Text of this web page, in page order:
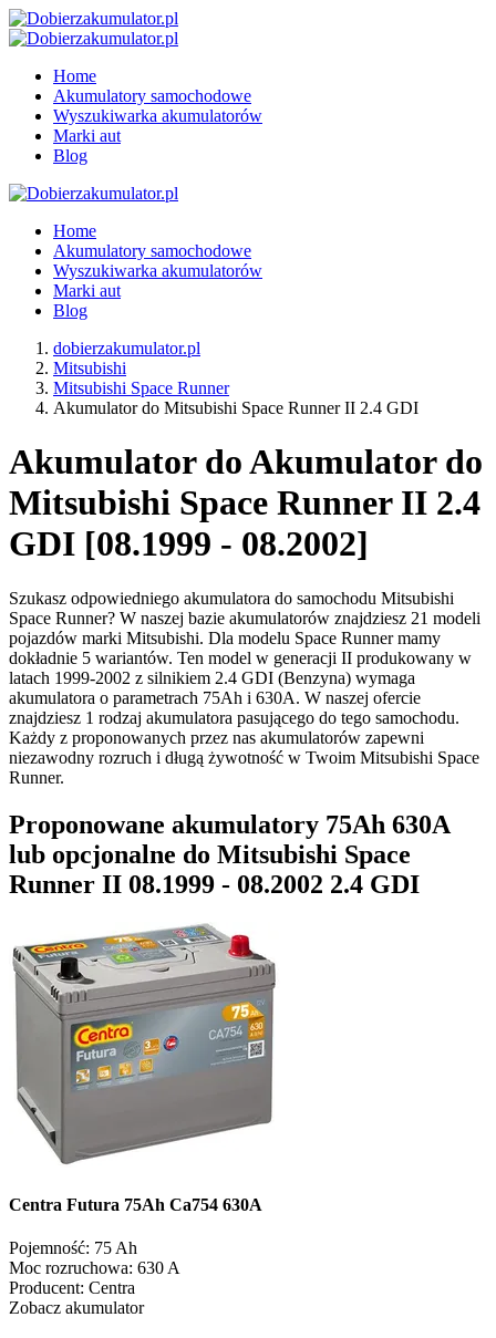
Home
Akumulatory samochodowe
Wyszukiwarka akumulatorów
Marki aut
Blog
Home
Akumulatory samochodowe
Wyszukiwarka akumulatorów
Marki aut
Blog
dobierzakumulator.pl
Mitsubishi
Mitsubishi Space Runner
Akumulator do Mitsubishi Space Runner II 2.4 GDI
Akumulator do Akumulator do
Mitsubishi Space Runner II 2.4
GDI [08.1999 - 08.2002]
Szukasz odpowiedniego akumulatora do samochodu Mitsubishi
Space Runner? W naszej bazie akumulatorów znajdziesz 21 modeli
pojazdów marki Mitsubishi. Dla modelu Space Runner mamy
dokładnie 5 wariantów. Ten model w generacji II produkowany w
latach 1999-2002 z silnikiem 2.4 GDI (Benzyna) wymaga
akumulatora o parametrach 75Ah i 630A. W naszej ofercie
znajdziesz 1 rodzaj akumulatora pasującego do tego samochodu.
Każdy z proponowanych przez nas akumulatorów zapewni
niezawodny rozruch i długą żywotność w Twoim Mitsubishi Space
Runner.
Proponowane akumulatory 75Ah 630A
lub opcjonalne do Mitsubishi Space
Runner II 08.1999 - 08.2002 2.4 GDI
Centra Futura 75Ah Ca754 630A
Pojemność: 75 Ah
Moc rozruchowa: 630 A
Producent: Centra
Zobacz akumulator